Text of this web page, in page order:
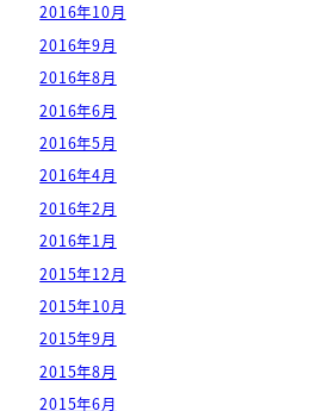
2016年10月
2016年9月
2016年8月
2016年6月
2016年5月
2016年4月
2016年2月
2016年1月
2015年12月
2015年10月
2015年9月
2015年8月
2015年6月